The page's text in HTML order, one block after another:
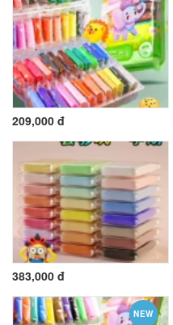
209,000 đ
383,000 đ
NEW